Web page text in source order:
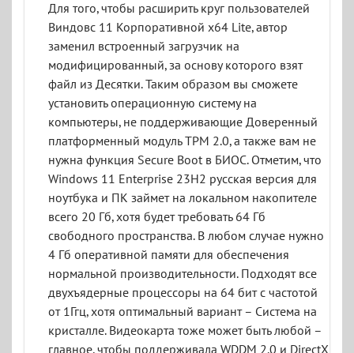
Для того, чтобы расширить круг пользователей
Виндовс 11 Корпоративной x64 Lite, автор
заменил встроенный загрузчик на
модифицированный, за основу которого взят
файл из Десятки. Таким образом вы сможете
установить операционную систему на
компьютеры, не поддерживающие Доверенный
платформенный модуль TPM 2.0, а также вам не
нужна функция Secure Boot в БИОС. Отметим, что
Windows 11 Enterprise 23H2 русская версия для
ноутбука и ПК займет на локальном накопителе
всего 20 Гб, хотя будет требовать 64 Гб
свободного пространства. В любом случае нужно
4 Гб оперативной памяти для обеспечения
нормальной производительности. Подходят все
двухъядерные процессоры на 64 бит с частотой
от 1Ггц, хотя оптимальный вариант – Система на
кристалле. Видеокарта тоже может быть любой –
главное, чтобы поддерживала WDDM 2.0 и DirectX